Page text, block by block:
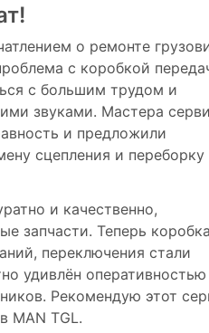
о ремонте
с коробкой
с большим трудом и
звуками. Мастера
и предложили
сцепления и переборку
и качественно,
запчасти. Теперь коробка
переключения стали
удивлён
Рекомендую этот
MAN TGL.